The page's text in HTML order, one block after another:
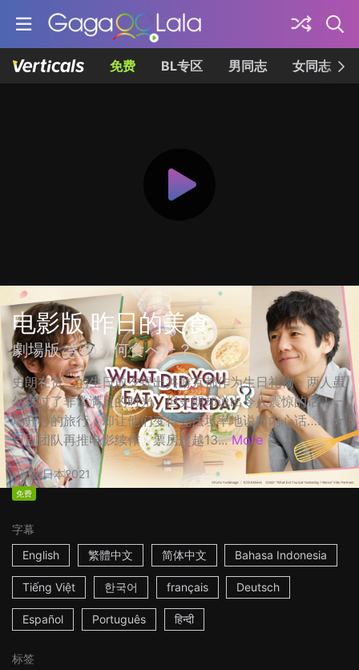
免费 BL专区 男同志 女同志
电影版 昨日的美食
劇場版 きのう何食べた？
史朗在贤二的生日前夕提出共游京都作为生日礼物，两人虽
然度过了非常满足的时光，但史朗却说出令人震惊的话！一
场开心的旅行，却让他们变得无法坦率地说出内心话…… ☆
日剧团队再推电影续作，票房超越13... More
2h日本2021
免费
字幕
English
繁體中文 简体中文 Bahasa Indonesia
Tiếng Việt 한국어 français Deutsch
Español Português हिन्दी
标签